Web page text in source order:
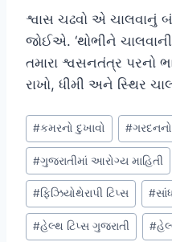
શ્વાસ ચઢવો એ ચાલવાનું
જોઈએ. ‘થોભીને
તમારા શ્વસનતંત્ર પરનો
રાખો, ધીમી અને સ્થિર
Post
Tags:
#કમરનો દુખાવો #ગરદનનો
#ગુજરાતીમાં આરોગ્ય માહિતી
#ફિઝિયોથેરાપી ટિપ્સ #
#હેલ્થ ટિપ્સ ગુજરાતી #